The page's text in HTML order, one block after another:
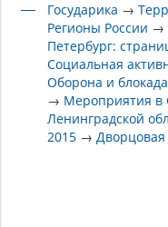
Государика →
Регионы России →
Петербург:
Социальная
Оборона и
→ Мероприятия в
Ленинградской
2015 →